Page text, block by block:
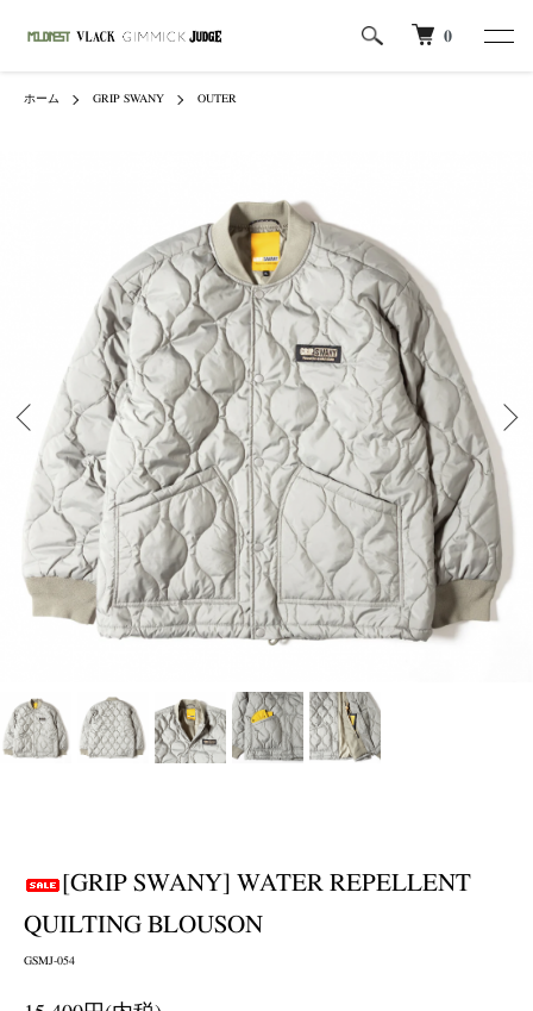
0
ホーム GRIP SWANY OUTER
[GRIP SWANY] WATER REPELLENT
QUILTING BLOUSON
GSMJ-054